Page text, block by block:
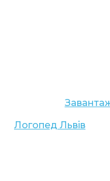
Логопед Львів